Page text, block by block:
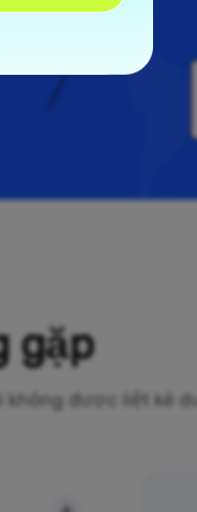
gặp
không được liệt kê